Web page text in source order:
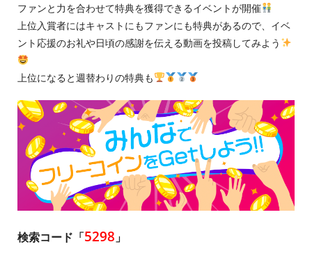
ファンと力を合わせて特典を獲得できるイベントが開催
上位入賞者にはキャストにもファンにも特典があるので、イベ
ント応援のお礼や日頃の感謝を伝える動画を投稿してみよう
上位になると週替わりの特典も
検索コード「5298 」